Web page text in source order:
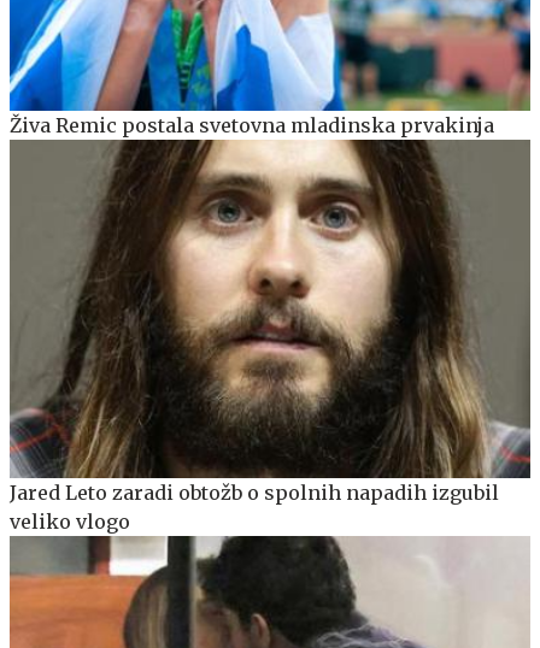
Živa Remic postala svetovna mladinska prvakinja
Jared Leto zaradi obtožb o spolnih napadih izgubil
veliko vlogo